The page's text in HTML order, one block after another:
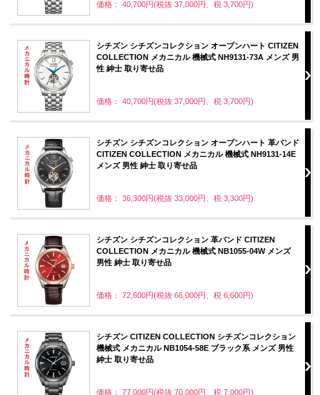
価格： 40,700円(税抜 37,000円、税 3,700円)
シチズン シチズンコレクション オープンハート CITIZEN
COLLECTION メカニカル 機械式 NH9131-73A メンズ 男
性 紳士 取り寄せ品
価格： 40,700円(税抜 37,000円、税 3,700円)
シチズン シチズンコレクション オープンハート 革バンド
CITIZEN COLLECTION メカニカル 機械式 NH9131-14E
メンズ 男性 紳士 取り寄せ品
価格： 36,300円(税抜 33,000円、税 3,300円)
シチズン シチズンコレクション 革バンド CITIZEN
COLLECTION メカニカル 機械式 NB1055-04W メンズ
男性 紳士 取り寄せ品
価格： 72,600円(税抜 66,000円、税 6,600円)
シチズン CITIZEN COLLECTION シチズンコレクション
機械式 メカニカル NB1054-58E ブラック系 メンズ 男性
紳士 取り寄せ品
価格： 77,000円(税抜 70,000円、税 7,000円)